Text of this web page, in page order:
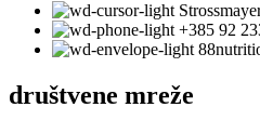
+385 92
društvene mreže